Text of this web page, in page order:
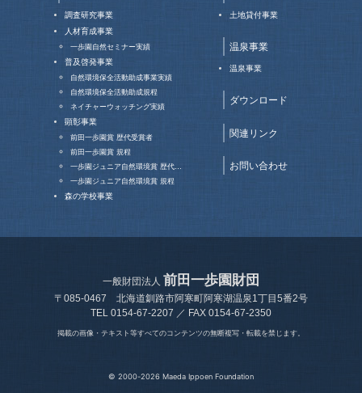
調査研究事業
人材育成事業
一歩園自然セミナー実績
普及啓発事業
自然環境保全活動助成事業実績
自然環境保全活動助成規程
ネイチャーウォッチング実績
顕彰事業
前田一歩園賞 歴代受賞者
前田一歩園賞 規程
一歩園ジュニア自然環境賞 歴代…
一歩園ジュニア自然環境賞 規程
森の学校事業
土地貸付事業
温泉事業
温泉事業
ダウンロード
関連リンク
お問い合わせ
一般財団法人 前田一歩園財団
〒085-0467 北海道釧路市阿寒町阿寒湖温泉1丁目5番2号
TEL 0154-67-2207 ／ FAX 0154-67-2350
掲載の画像・テキスト等すべてのコンテンツの無断複写・転載を禁じます。
© 2000-2026 Maeda Ippoen Foundation